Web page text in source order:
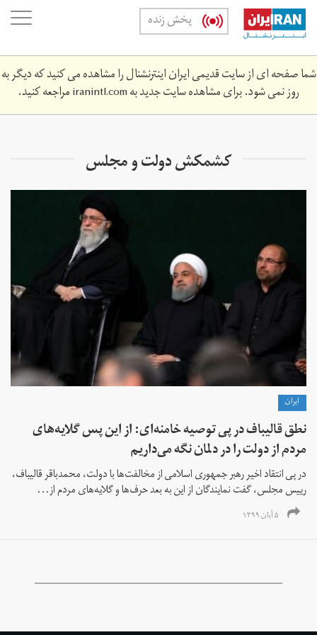
Skip
main
content
پخش زنده
شما صفحه ای از سایت قدیمی ایران اینترنشنال را مشاهده می کنید که دیگر به
روز نمی شود. برای مشاهده سایت جدید بهiranintl.comمراجعه کنید.
کشمکش دولت و مجلس
ايران
نطق قالیباف در پی توصیه خامنه‌ای: از این پس گلایه‌های
مردم از دولت را در دلمان نگه می‌داریم
در پی انتقاد اخیر رهبر جمهوری اسلامی از مخالفت‌ها با دولت، محمدباقر قالیباف،‌
رییس مجلس،‌ گفت نمایندگان از این به بعد حرف‌ها و گلایه‌های مردم از...
۵ آبان ۱۳۹۹